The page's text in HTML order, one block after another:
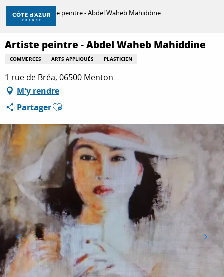
Aller
contenu
principal
DÉCOUVRIR
À FAIRE
SÉJOURNER
Accueil Artiste peintre - Abdel Waheb Mahiddine
Artiste peintre - Abdel Waheb Mahiddine
COMMERCES ARTS APPLIQUÉS PLASTICIEN
1 rue de Bréa, 06500 Menton
M'y rendre
PartagerAjouter aux favoris